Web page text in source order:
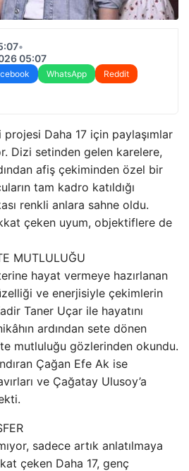
•
05:07
WhatsApp
Reddit
projesi Daha 17 için paylaşımlar
Dizi setinden gelen karelere,
afiş çekiminden özel bir
tam kadro katıldığı
renkli anlara sahne oldu.
çeken uyum, objektiflere de
MUTLULUĞU
hayat vermeye hazırlanan
ve enerjisiyle çekimlerin
Taner Uçar ile hayatını
ardından sete dönen
mutluluğu gözlerinden okundu.
Çağan Efe Ak ise
ve Çağatay Ulusoy’a
sadece artık anlatılmaya
çeken Daha 17, genç